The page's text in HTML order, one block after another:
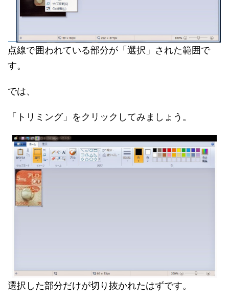
点線で囲われている部分が「選択」された範囲で
す。
では、
「トリミング」をクリックしてみましょう。
選択した部分だけが切り抜かれたはずです。